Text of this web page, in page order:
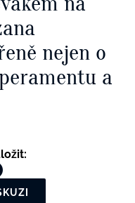
nejen o
a